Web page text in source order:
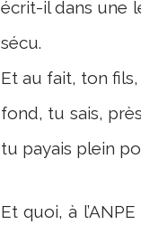
écrit-il dans une
sécu.
Et au fait, ton fils,
fond, tu sais,
tu payais plein
Et quoi, à